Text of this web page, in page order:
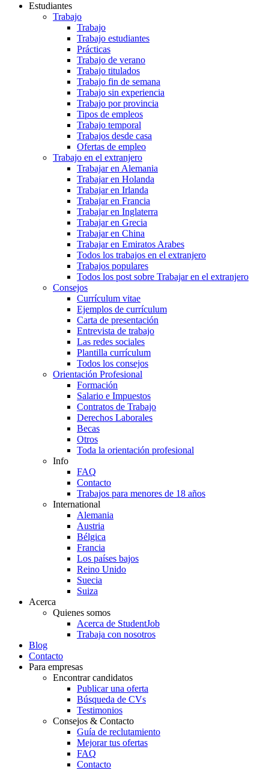
Estudiantes
Trabajo
Trabajo
Trabajo estudiantes
Prácticas
Trabajo de verano
Trabajo titulados
Trabajo fin de semana
Trabajo sin experiencia
Trabajo por provincia
Tipos de empleos
Trabajo temporal
Trabajos desde casa
Ofertas de empleo
Trabajo en el extranjero
Trabajar en Alemania
Trabajar en Holanda
Trabajar en Irlanda
Trabajar en Francia
Trabajar en Inglaterra
Trabajar en Grecia
Trabajar en China
Trabajar en Emiratos Arabes
Todos los trabajos en el extranjero
Trabajos populares
Todos los post sobre Trabajar en el extranjero
Consejos
Currículum vitae
Ejemplos de currículum
Carta de presentación
Entrevista de trabajo
Las redes sociales
Plantilla currículum
Todos los consejos
Orientación Profesional
Formación
Salario e Impuestos
Contratos de Trabajo
Derechos Laborales
Becas
Otros
Toda la orientación profesional
Info
FAQ
Contacto
Trabajos para menores de 18 años
International
Alemania
Austria
Bélgica
Francia
Los países bajos
Reino Unido
Suecia
Suiza
Acerca
Quienes somos
Acerca de StudentJob
Trabaja con nosotros
Blog
Contacto
Para empresas
Encontrar candidatos
Publicar una oferta
Búsqueda de CVs
Testimonios
Consejos & Contacto
Guía de reclutamiento
Mejorar tus ofertas
FAQ
Contacto